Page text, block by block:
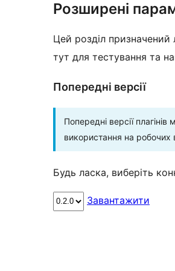
Розширені
Цей розділ призначений
тут для тестування та
Попередні версії
Попередні версії
використання на робочих
Будь ласка, виберіть
Завантажити